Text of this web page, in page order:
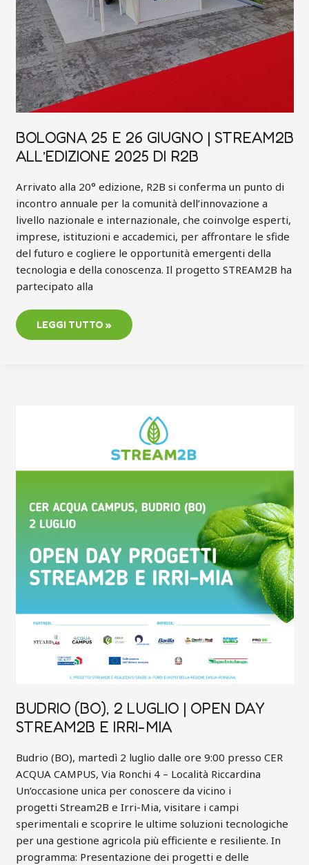
BOLOGNA 25 E 26 GIUGNO | STREAM2B
ALL’EDIZIONE 2025 DI R2B
Arrivato alla 20° edizione, R2B si conferma un punto di
incontro annuale per la comunità dell’innovazione a
livello nazionale e internazionale, che coinvolge esperti,
imprese, istituzioni e accademici, per affrontare le sfide
del futuro e cogliere le opportunità emergenti della
tecnologia e della conoscenza. Il progetto STREAM2B ha
partecipato alla
LEGGI TUTTO »
BUDRIO (BO), 2 LUGLIO | OPEN DAY
STREAM2B E IRRI-MIA
Budrio (BO), martedì 2 luglio dalle ore 9:00 presso CER
ACQUA CAMPUS, Via Ronchi 4 – Località Riccardina
Un’occasione unica per conoscere da vicino i
progetti Stream2B e Irri-Mia, visitare i campi
sperimentali e scoprire le ultime soluzioni tecnologiche
per una gestione agricola più efficiente e resiliente. In
programma: Presentazione dei progetti e delle
MIA